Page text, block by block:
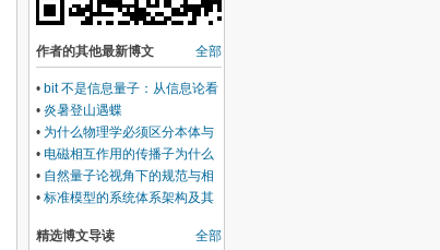
全部
作者的其他最新博文
• bit 不是信息量子：从信息论看
量子化与本体的关系
• 炎暑登山遇蝶
• 为什么物理学必须区分本体与
描述
• 电磁相互作用的传播子为什么
表现为光子
• 自然量子论视角下的规范与相
互作用
• 标准模型的系统体系架构及其
全部
精选博文导读